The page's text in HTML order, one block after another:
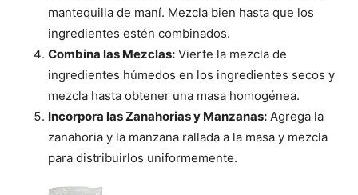
mantequilla de maní. Mezcla bien hasta que los
ingredientes estén combinados.
Combina las Mezclas: Vierte la mezcla de
ingredientes húmedos en los ingredientes secos y
mezcla hasta obtener una masa homogénea.
Incorpora las Zanahorias y Manzanas: Agrega la
zanahoria y la manzana rallada a la masa y mezcla
para distribuirlos uniformemente.